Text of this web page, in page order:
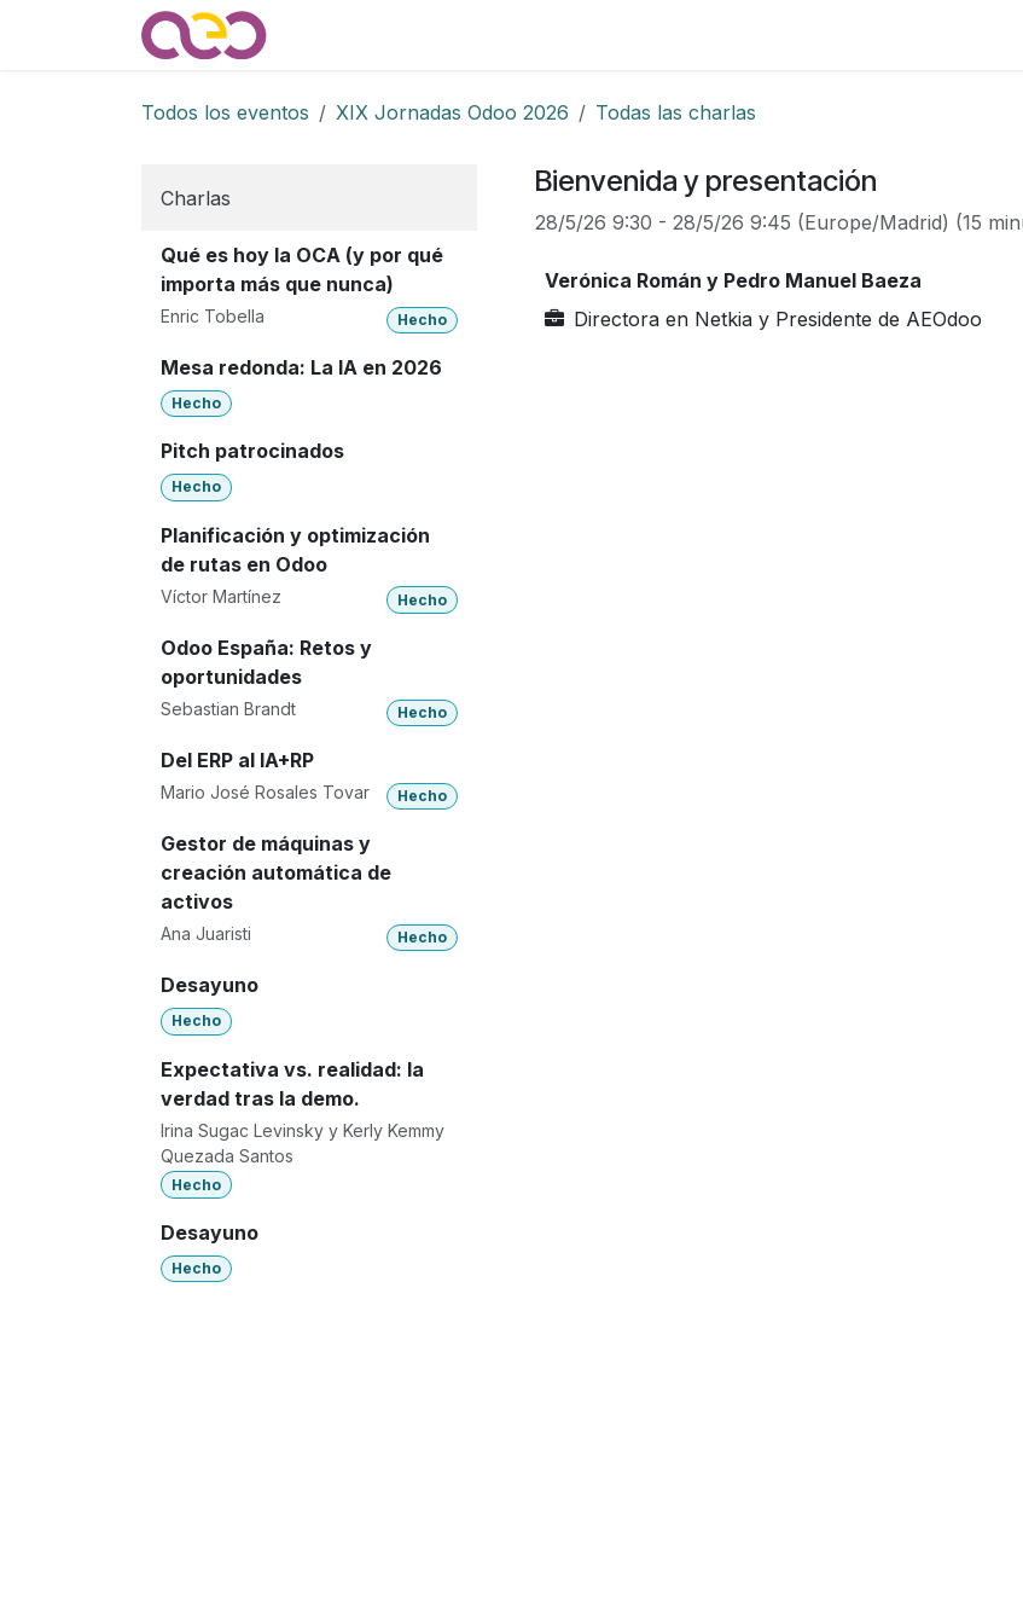
Todos los eventos XIX Jornadas Odoo 2026 Todas las charlas
Charlas
Qué es hoy la OCA (y por qué
importa más que nunca)
Enric Tobella Hecho
Mesa redonda: La IA en 2026
Hecho
Pitch patrocinados
Hecho
Planificación y optimización
de rutas en Odoo
Víctor Martínez Hecho
Odoo España: Retos y
oportunidades
Sebastian Brandt Hecho
Del ERP al IA+RP
Mario José Rosales Tovar Hecho
Gestor de máquinas y
creación automática de
activos
Ana Juaristi Hecho
Desayuno
Hecho
Expectativa vs. realidad: la
verdad tras la demo.
Irina Sugac Levinsky y Kerly Kemmy
Quezada Santos
Hecho
Desayuno
Hecho
Bienvenida y presentación
28/5/26 9:30 - 28/5/26 9:45 (Europe/Madrid) (15
Verónica Román y Pedro Manuel Baeza
Directora en Netkia y Presidente de AEOdoo